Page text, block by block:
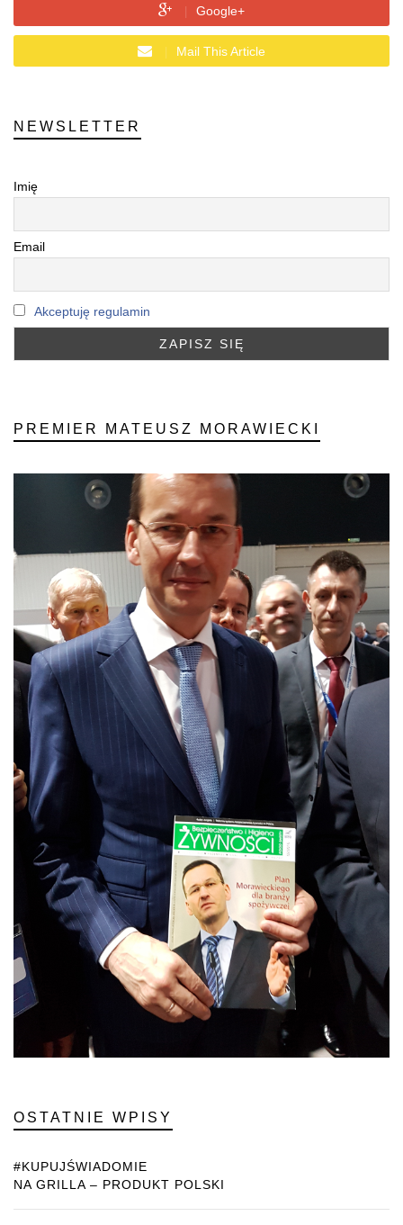
Google+
Mail This Article
NEWSLETTER
Imię
Email
Akceptuję regulamin
PREMIER MATEUSZ MORAWIECKI
OSTATNIE WPISY
#KUPUJŚWIADOMIE
NA GRILLA – PRODUKT POLSKI